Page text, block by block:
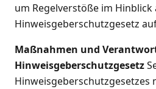
um Regelverstöße im Hinblick
Hinweisgeberschutzgesetz
Maßnahmen und
Hinweisgeberschutzgesetz
Hinweisgeberschutzgesetzes